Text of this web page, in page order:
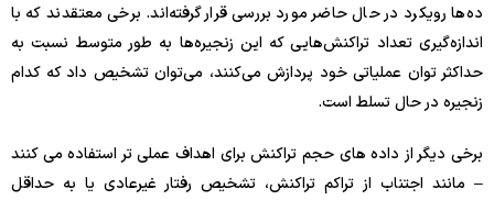
ده‌ها رویکرد در حال حاضر مورد بررسی قرار گرفته‌اند. برخی معتقدند که با
اندازه‌گیری تعداد تراکنش‌هایی که این زنجیره‌ها به طور متوسط ​​نسبت به
حداکثر توان عملیاتی خود پردازش می‌کنند، می‌توان تشخیص داد که کدام
زنجیره در حال تسلط است.
برخی دیگر از داده های حجم تراکنش برای اهداف عملی تر استفاده می کنند
– مانند اجتناب از تراکم تراکنش، تشخیص رفتار غیرعادی یا به حداقل